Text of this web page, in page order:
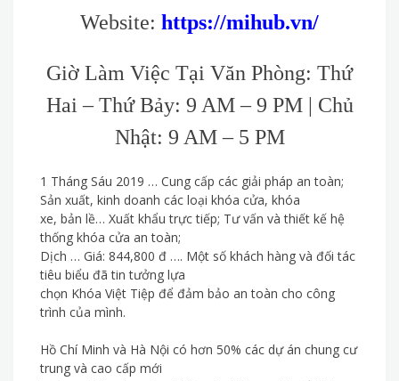
Website: https://mihub.vn/
Giờ Làm Việc Tại Văn Phòng: Thứ
Hai – Thứ Bảy: 9 AM – 9 PM | Chủ
Nhật: 9 AM – 5 PM
1 Tháng Sáu 2019 … Cung cấp các giải pháp an toàn;
Sản xuất, kinh doanh các loại khóa cửa, khóa
xe, bản lề… Xuất khẩu trực tiếp; Tư vấn và thiết kế hệ
thống khóa cửa an toàn;
Dịch … Giá: 844,800 đ …. Một số khách hàng và đối tác
tiêu biểu đã tin tưởng lựa
chọn Khóa Việt Tiệp để đảm bảo an toàn cho công
trình của mình.
Hồ Chí Minh và Hà Nội có hơn 50% các dự án chung cư
trung và cao cấp mới